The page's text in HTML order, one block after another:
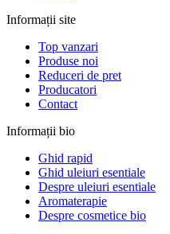
Informații site
Top vanzari
Produse noi
Reduceri de pret
Producatori
Contact
Informații bio
Ghid rapid
Ghid uleiuri esentiale
Despre uleiuri esentiale
Aromaterapie
Despre cosmetice bio